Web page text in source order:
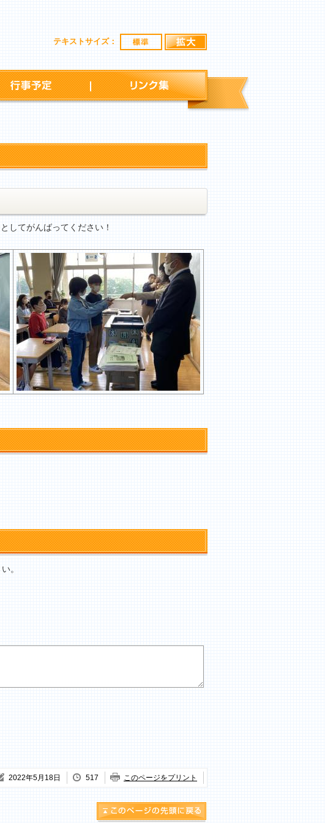
テキストサイズ： 標準
より 行事予定 リンク集
してがんばってください！
。
2022年5月18日 517 このページをプリント